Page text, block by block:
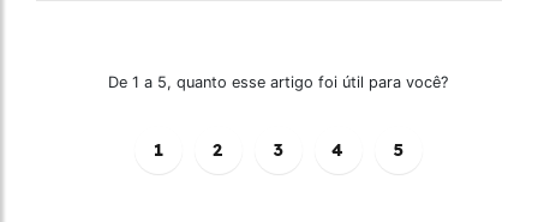
De 1 a 5, quanto esse artigo foi útil para você?
1 2 3 4 5